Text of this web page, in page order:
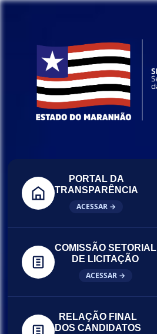
PORTAL DA
TRANSPARÊNCIA
ACESSAR →
COMISSÃO SETORIAL
DE LICITAÇÃO
ACESSAR →
RELAÇÃO FINAL
DOS CANDIDATOS